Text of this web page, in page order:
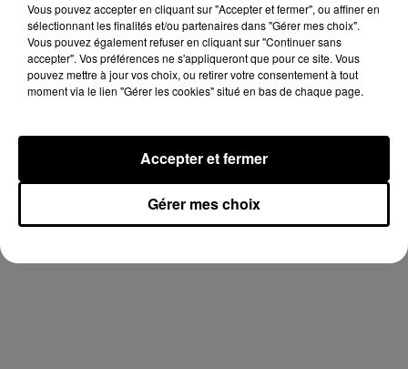
Hip-Hop News
6 août 2026
Franglish et
surprise
+ DE HIP-HOP NEWS
Vous pouvez accepter en cliquant sur "Accepter et fermer", ou affiner en
sélectionnant les finalités et/ou partenaires dans "Gérer mes choix".
Vous pouvez également refuser en cliquant sur "Continuer sans
accepter". Vos préférences ne s'appliqueront que pour ce site. Vous
pouvez mettre à jour vos choix, ou retirer votre consentement à tout
moment via le lien "Gérer les cookies" situé en bas de chaque page.
Gérer mes choix
Accepter et fermer